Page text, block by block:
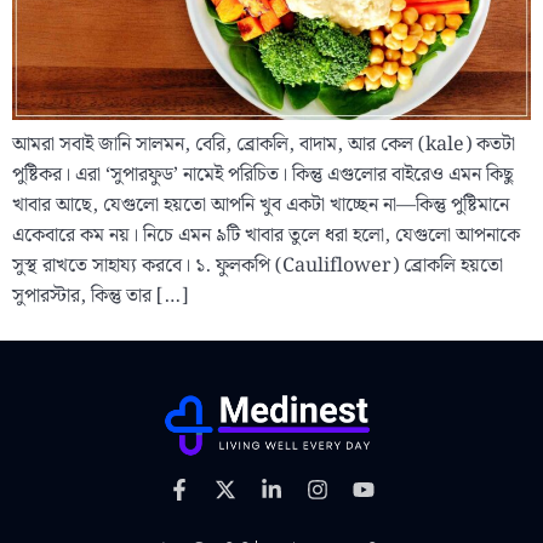
আমরা সবাই জানি সালমন, বেরি, ব্রোকলি, বাদাম, আর কেল (kale) কতটা
পুষ্টিকর। এরা ‘সুপারফুড’ নামেই পরিচিত। কিন্তু এগুলোর বাইরেও এমন কিছু
খাবার আছে, যেগুলো হয়তো আপনি খুব একটা খাচ্ছেন না—কিন্তু পুষ্টিমানে
একেবারে কম নয়। নিচে এমন ৯টি খাবার তুলে ধরা হলো, যেগুলো আপনাকে
সুস্থ রাখতে সাহায্য করবে। ১. ফুলকপি (Cauliflower) ব্রোকলি হয়তো
সুপারস্টার, কিন্তু তার […]